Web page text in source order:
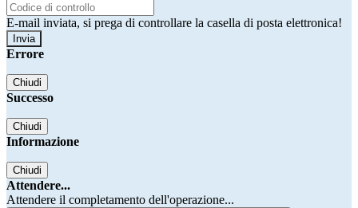
E-mail inviata, si prega di controllare la casella di posta elettronica!
Errore
Chiudi
Successo
Chiudi
Informazione
Chiudi
Attendere...
Attendere il completamento dell'operazione...